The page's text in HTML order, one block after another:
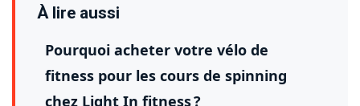
À lire aussi
Pourquoi acheter votre vélo de
fitness pour les cours de spinning
chez Light In fitness ?